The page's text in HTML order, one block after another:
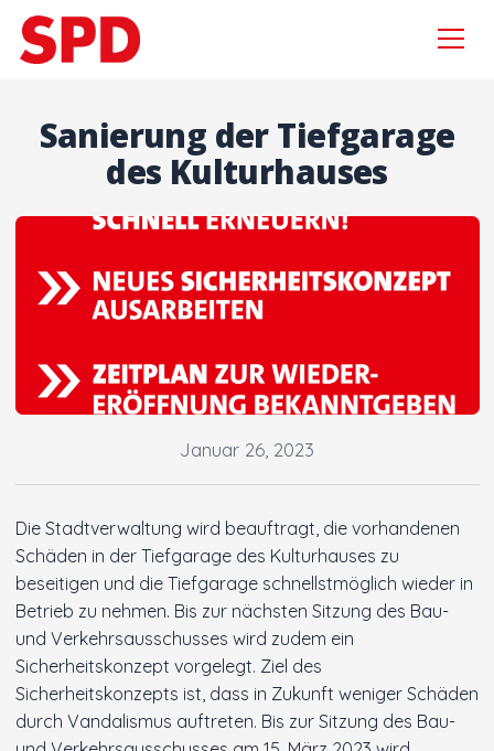
Menü
×
Sebastian Wagemeyer
Gordan Dudas MdL
Kooperationsvertrag
Innenstadt
Der Ortsverein
Ratsfraktion
Arbeitsgemeinschaften
Sanierung der Tiefgarage
des Kulturhauses
Januar 26, 2023
Die Stadtverwaltung wird beauftragt, die vorhandenen
Schäden in der Tiefgarage des Kulturhauses zu
beseitigen und die Tiefgarage schnellstmöglich wieder in
Betrieb zu nehmen. Bis zur nächsten Sitzung des Bau-
und Verkehrsausschusses wird zudem ein
Sicherheitskonzept vorgelegt. Ziel des
Sicherheitskonzepts ist, dass in Zukunft weniger Schäden
durch Vandalismus auftreten. Bis zur Sitzung des Bau-